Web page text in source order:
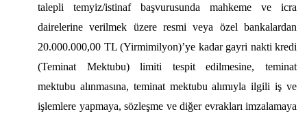
talepli temyiz/istinaf başvurusunda mahkeme ve icra
dairelerine verilmek üzere resmi veya özel bankalardan
20.000.000,00 TL (Yirmimilyon)’ye kadar gayri nakti kredi
(Teminat Mektubu) limiti tespit edilmesine, teminat
mektubu alınmasına, teminat mektubu alımıyla ilgili iş ve
işlemlere yapmaya, sözleşme ve diğer evrakları imzalamaya